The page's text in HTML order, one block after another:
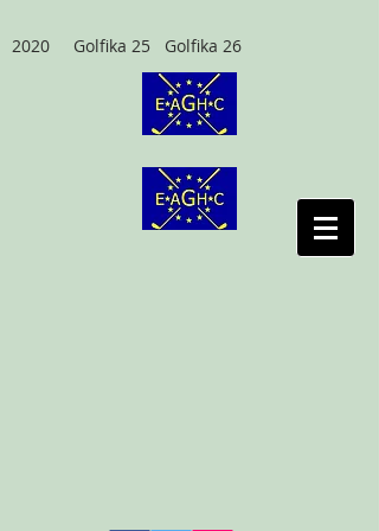
2020 Golfika 25 Golfika 26